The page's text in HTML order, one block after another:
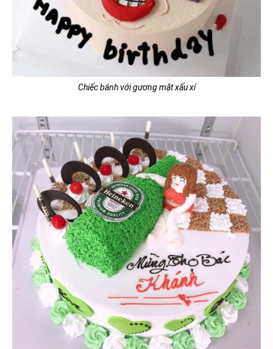
Chiếc bánh với gương mặt xấu xí